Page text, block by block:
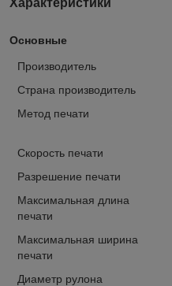
Основные
Производитель
Страна производитель
Метод печати
Скорость печати
Разрешение печати
Максимальная длина
печати
Максимальная ширина
печати
Диаметр рулона